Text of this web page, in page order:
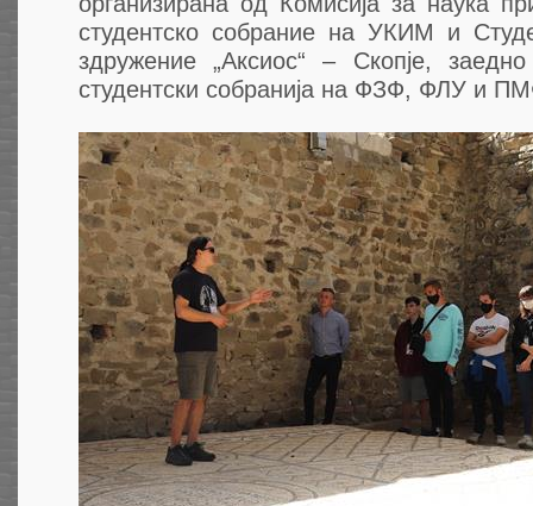
студентско собрание на УКИМ и
здружение „Аксиос“ – Скопје,
студентски собранија на ФЗФ, ФЛУ и